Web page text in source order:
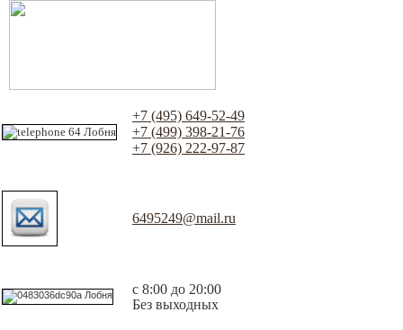
+7 (495) 649-52-49
+7 (499) 398-21-76
+7 (926) 222-97-87
6495249@mail.ru
с 8:00 до 20:00
Без выходных